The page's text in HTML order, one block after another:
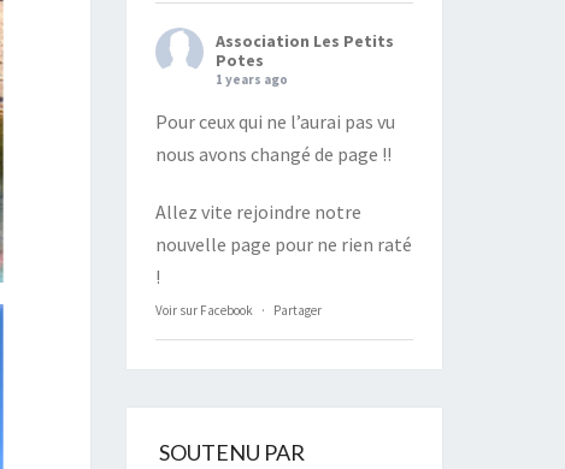
Association Les Petits
Potes
1 years ago
Pour ceux qui ne l’aurai pas vu
nous avons changé de page !!
Allez vite rejoindre notre
nouvelle page pour ne rien raté
!
Voir sur Facebook · Partager
SOUTENU PAR